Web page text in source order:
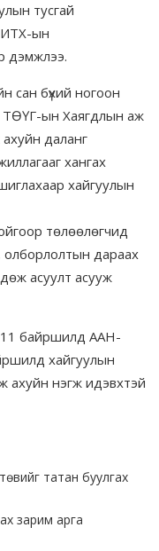
тусгай
ИТХ-ын
дэмжлээ.
сан бүхий ногоон
ТӨҮГ-ын Хаягдлын аж
ахуйн даланг
хангах
хайгуулын
төлөөлөгчид
олборлолтын дараах
асуулт асууж
байршилд ААН-
хайгуулын
ахуйн нэгж идэвхтэй
татан буулгах
зарим арга